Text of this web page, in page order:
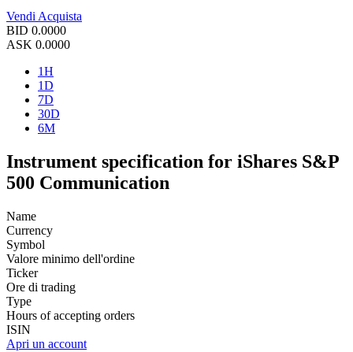
Vendi Acquista
BID 0.0000
ASK 0.0000
1H
1D
7D
30D
6M
Instrument specification for iShares S&P
500 Communication
Name
Currency
Symbol
Valore minimo dell'ordine
Ticker
Ore di trading
Type
Hours of accepting orders
ISIN
Apri un account